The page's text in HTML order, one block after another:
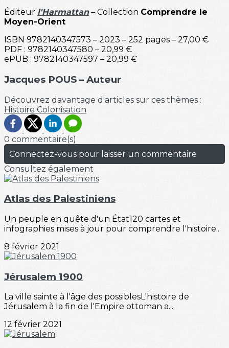
Éditeur l'Harmattan– Collection Comprendre le
Moyen-Orient
ISBN 9782140347573 – 2023 – 252 pages – 27,00 €
PDF : 9782140347580 – 20,99 €
ePUB : 9782140347597 – 20,99 €
Jacques POUS – Auteur
Découvrez davantage d'articles sur ces thèmes :
Histoire Colonisation
0 commentaire(s)
Connectez-vous pour laisser un commentaire
Consultez également
Atlas des Palestiniens
Un peuple en quête d'un État120 cartes et
infographies mises à jour pour comprendre l'histoire...
8 février 2021
Jérusalem 1900
La ville sainte à l'âge des possiblesL'histoire de
Jérusalem à la fin de l'Empire ottoman a...
12 février 2021